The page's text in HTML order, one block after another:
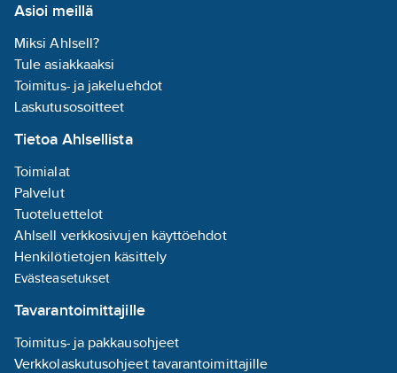
Asioi meillä
Miksi Ahlsell?
Tule asiakkaaksi
Toimitus- ja jakeluehdot
Laskutusosoitteet
Tietoa Ahlsellista
Toimialat
Palvelut
Tuoteluettelot
Ahlsell verkkosivujen käyttöehdot
Henkilötietojen käsittely
Evästeasetukset
Tavarantoimittajille
Toimitus- ja pakkausohjeet
Verkkolaskutusohjeet tavarantoimittajille